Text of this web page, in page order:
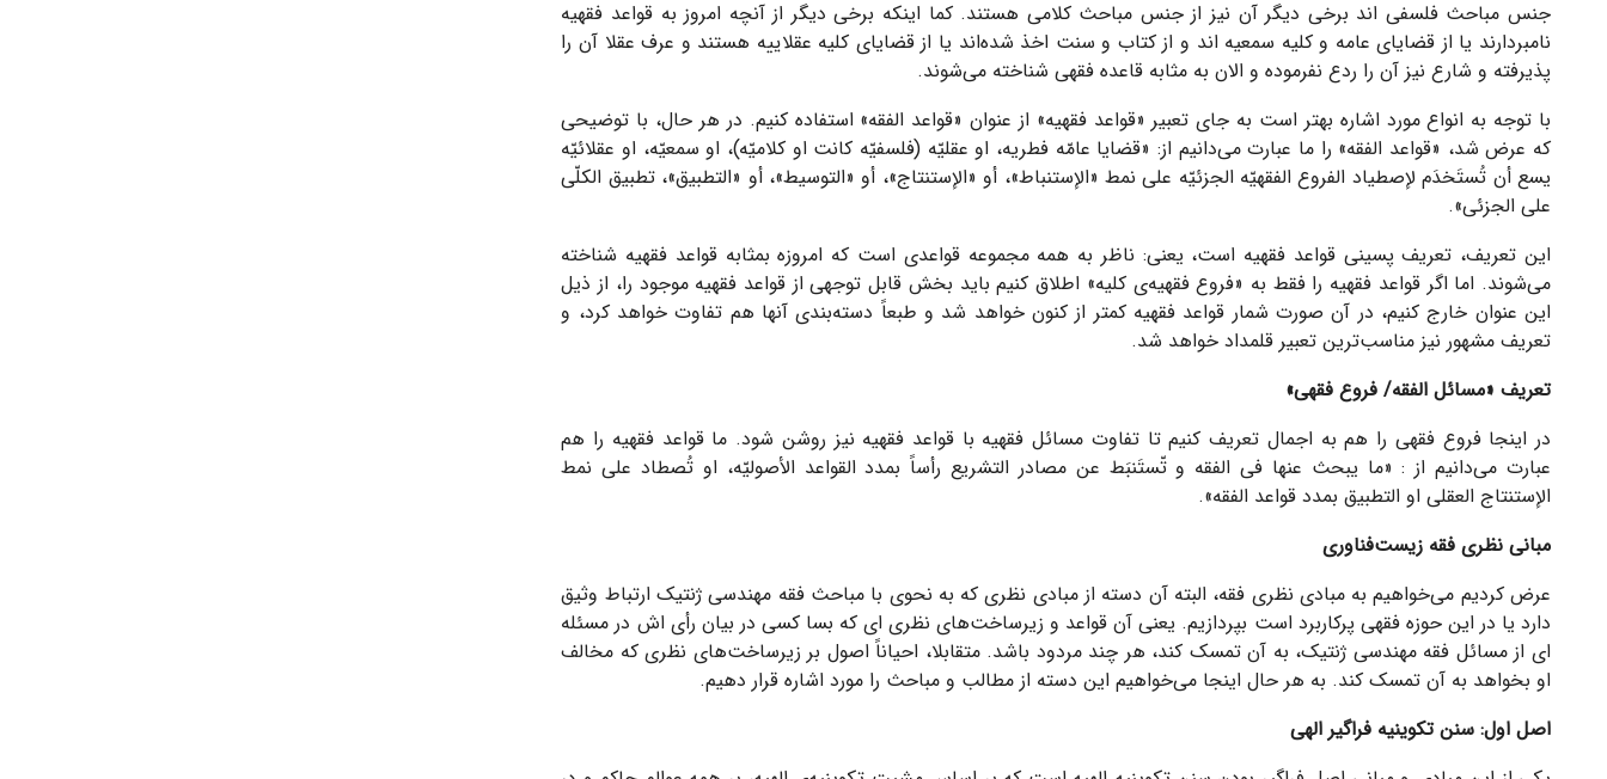
جنس مباحث فلسفی اند برخی دیگر آن نیز از جنس مباحث کلامی ‌هستند. کما اینکه برخی دیگر از آنچه امروز به قواعد فقهیه
نامبردارند یا از قضایای عامه و کلیه سمعیه اند و از کتاب و سنت اخذ شده‌اند یا از قضایای کلیه عقلاییه هستند و عرف عقلا آن را
پذیرفته و شارع نیز آن را ردع نفرموده و الان به مثابه قاعده فقهی شناخته می‌شوند.
با توجه به انواع مورد اشاره بهتر است به جای تعبیر «قواعد فقهیه» از عنوان «قواعد الفقه» استفاده کنیم. در هر حال، با توضیحی
که عرض شد، «قواعد الفقه» را ما عبارت می‌دانیم از: «قضایا عامّه فطریه، او عقلیّه (فلسفیّه کانت او کلامیّه)، او سمعیّه، او عقلائیّه
یسع أن تُستَخدَم لإصطیاد الفروع الفقهیّه الجزئیّه علی نمط «الإستنباط»، أو «الإستنتاج»، أو «التوسیط»، أو «التطبیق»، تطبیق الکلّی
علی الجزئی».
این تعریف، تعریف پسینی قواعد فقهیه است، یعنی: ناظر به همه مجموعه قواعدی است که امروزه بمثابه قواعد فقهیه شناخته
می‌شوند. اما اگر قواعد فقهیه را فقط به «فروع فقهیه‌ی کلیه» اطلاق کنیم باید بخش قابل توجهی از قواعد فقهیه موجود را، از ذیل
این عنوان خارج کنیم، در آن صورت شمار قواعد فقهیه کمتر از کنون خواهد شد و طبعاً دسته‌بندی آنها هم تفاوت خواهد کرد، و
تعریف مشهور نیز مناسب‌ترین تعبیر قلمداد خواهد شد.
تعریف «مسائل الفقه/ فروع فقهی»
در اینجا فروع فقهی را هم به اجمال تعریف کنیم تا تفاوت مسائل فقهیه با قواعد فقهیه نیز روشن شود. ما قواعد فقهیه را هم
عبارت می‌دانیم از : «ما یبحث عنها فی الفقه و تّستَنبَط عن مصادر التشریع رأساً بمدد القواعد الأصولیّه، او تُصطاد علی نمط
الإستنتاج العقلی او التطبیق بمدد قواعد الفقه».
مبانی نظری فقه زیست‌فناوری
عرض کردیم می‌خواهیم به مبادی نظری فقه، البته آن دسته از مبادی نظری که به نحوی با مباحث فقه مهندسی ژنتیک ارتباط وثیق
دارد یا در این حوزه فقهی پرکاربرد است بپردازیم. یعنی آن قواعد و زیرساخت‌های نظری ای که بسا کسی در بیان رأی اش در مسئله
ای از مسائل فقه مهندسی ژنتیک، به آن تمسک کند، هر چند مردود باشد. متقابلا، احیاناً اصول بر زیرساخت‌های نظری که مخالف
او بخواهد به آن تمسک کند. به هر حال اینجا می‌خواهیم این دسته از مطالب و مباحث را مورد اشاره قرار دهیم.
اصل اول: سنن تکوینیه فراگیر الهی